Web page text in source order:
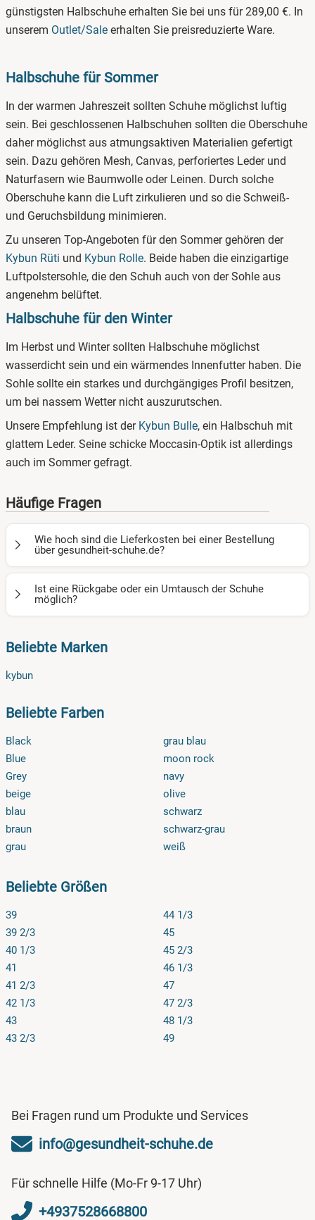
günstigsten Halbschuhe erhalten Sie bei uns für 289,00 €. In
unserem Outlet/Sale erhalten Sie preisreduzierte Ware.
Halbschuhe für Sommer
In der warmen Jahreszeit sollten Schuhe möglichst luftig
sein. Bei geschlossenen Halbschuhen sollten die Oberschuhe
daher möglichst aus atmungsaktiven Materialien gefertigt
sein. Dazu gehören Mesh, Canvas, perforiertes Leder und
Naturfasern wie Baumwolle oder Leinen. Durch solche
Oberschuhe kann die Luft zirkulieren und so die Schweiß-
und Geruchsbildung minimieren.
Zu unseren Top-Angeboten für den Sommer gehören der
Kybun Rüti und Kybun Rolle. Beide haben die einzigartige
Luftpolstersohle, die den Schuh auch von der Sohle aus
angenehm belüftet.
Halbschuhe für den Winter
Im Herbst und Winter sollten Halbschuhe möglichst
wasserdicht sein und ein wärmendes Innenfutter haben. Die
Sohle sollte ein starkes und durchgängiges Profil besitzen,
um bei nassem Wetter nicht auszurutschen.
Unsere Empfehlung ist der Kybun Bulle, ein Halbschuh mit
glattem Leder. Seine schicke Moccasin-Optik ist allerdings
auch im Sommer gefragt.
Häufige Fragen
Wie hoch sind die Lieferkosten bei einer Bestellung
über gesundheit-schuhe.de?
Für die Kybun Schuhe aus unserem Sortiment berechnen
wir unseren Kundinnen und Kunden
einem Versand innerhalb Deutschlands.
Ist eine Rückgabe oder ein Umtausch der Schuhe
möglich?
nicht? Bei einer Bestellung über gesundheit-schuhe.de
sich bei einer Retour vorab bei uns, damit wir die Rückgabe
für Sie organisieren können. Gerne organisieren wir auch
den Umtausch für Sie.
Beliebte Marken
kybun
Beliebte Farben
Black
Blue
Grey
beige
blau
braun
grau
grau blau
moon rock
navy
olive
schwarz
schwarz-grau
weiß
Beliebte Größen
39
39 2/3
40 1/3
41
41 2/3
42 1/3
43
43 2/3
44 1/3
45
45 2/3
46 1/3
47
47 2/3
48 1/3
49
Bei Fragen rund um Produkte und Services
info@gesundheit-schuhe.de
Für schnelle Hilfe (Mo-Fr 9-17 Uhr)
+4937528668800